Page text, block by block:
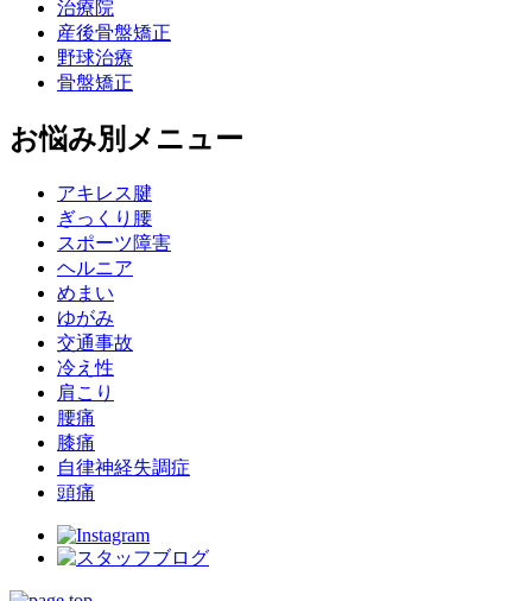
治療院
産後骨盤矯正
野球治療
骨盤矯正
お悩み別メニュー
アキレス腱
ぎっくり腰
スポーツ障害
ヘルニア
めまい
ゆがみ
交通事故
冷え性
肩こり
腰痛
膝痛
自律神経失調症
頭痛